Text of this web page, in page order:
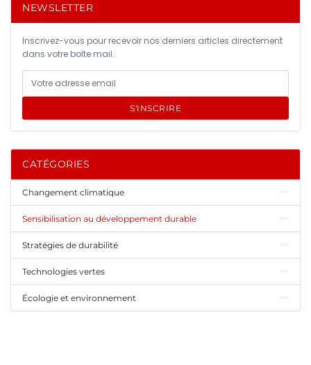
NEWSLETTER
Inscrivez-vous pour recevoir nos derniers articles directement
dans votre boîte mail.
S'INSCRIRE
CATÉGORIES
Changement climatique
Sensibilisation au développement durable
Stratégies de durabilité
Technologies vertes
Écologie et environnement